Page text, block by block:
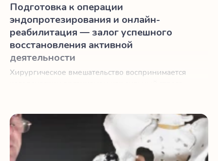
Подготовка к операции
эндопротезирования и онлайн-
реабилитация — залог успешного
восстановления активной
деятельности
Хирургическое вмешательство воспринимается
уделить особое внимание подготовке к
операции и реабилитационному периоду.
Эффективная реабилитация после